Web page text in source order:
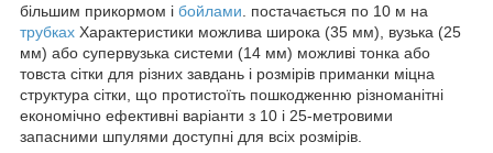
більшим прикормом і бойлами . постачається по 10 м на
трубках Характеристики можлива широка (35 мм), вузька (25
мм) або супервузька системи (14 мм) можливі тонка або
товста сітки для різних завдань і розмірів приманки міцна
структура сітки, що протистоїть пошкодженню різноманітні
економічно ефективні варіанти з 10 і 25-метровими
запасними шпулями доступні для всіх розмірів.